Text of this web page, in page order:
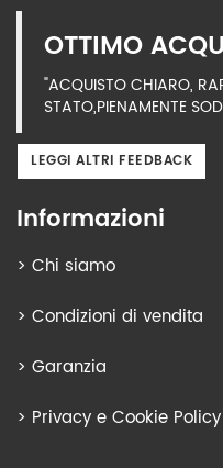
OTTIMO
"ACQUISTO CHIARO,
STATO,PIENAMENTE
LEGGI ALTRI FEEDBACK
Informazioni
> Chi siamo
> Condizioni di vendita
> Garanzia
> Privacy e Cookie Policy